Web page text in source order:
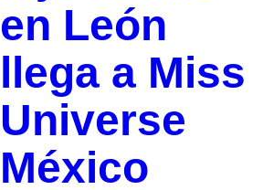
en León
llega a Miss
Universe
México